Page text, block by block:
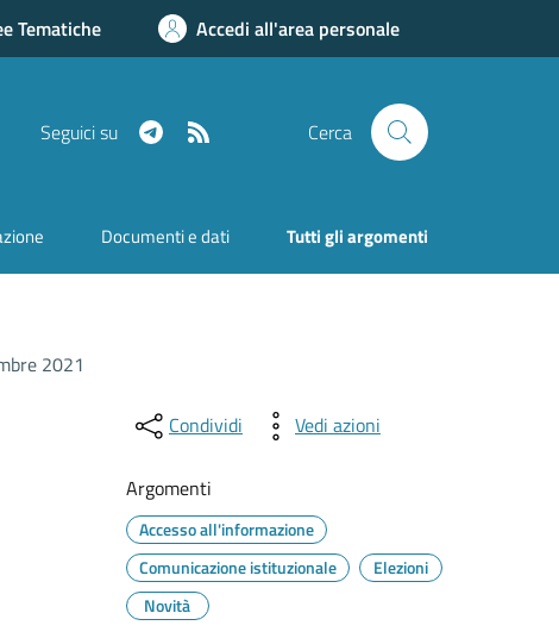
Tematiche Accedi all'area personale
Seguici su Telegram Cerca
Documenti e dati Tutti gli argomenti
2021
Condividi Vedi azioni
Argomenti
Accesso all'informazione
Comunicazione istituzionale
Elezioni
Novità